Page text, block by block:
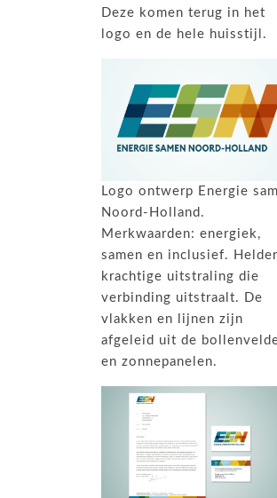
Deze komen terug in het
logo en de hele huisstijl.
Logo ontwerp Energie
Noord-Holland.
Merkwaarden: energiek,
samen en inclusief.
krachtige uitstraling die
verbinding uitstraalt. De
vlakken en lijnen zijn
afgeleid uit de
en zonnepanelen.